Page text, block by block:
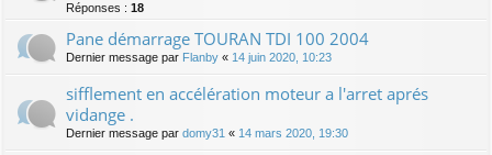
Réponses : 18
Pane démarrage TOURAN TDI 100 2004
Dernier message par Flanby « 14 juin 2020, 10:23
sifflement en accélération moteur a l'arret aprés
vidange .
Dernier message par domy31 « 14 mars 2020, 19:30